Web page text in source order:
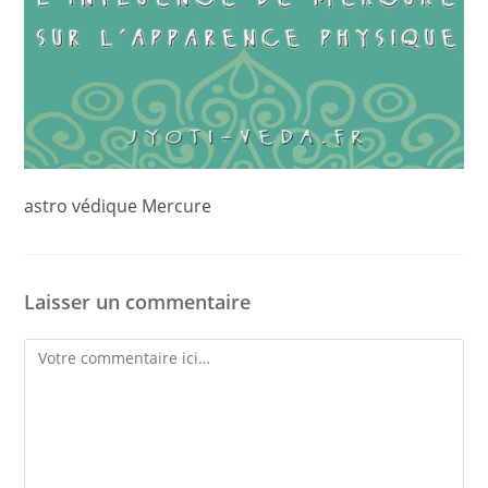
astro védique Mercure
Laisser un commentaire
Comment